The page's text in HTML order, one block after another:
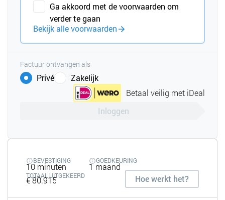
Ga akkoord met de voorwaarden om
verder te gaan
Bekijk alle voorwaarden
Factuur ontvangen als
Privé
Zakelijk
Betaal veilig met iDeal
Inloggen
BEVESTIGING
10 minuten
GOEDKEURING
1 maand
TOTAAL UITGEKEERD
€ 80.915 Hoe werkt het?